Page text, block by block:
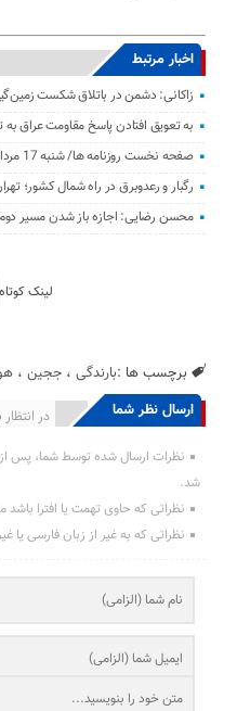
اخبار مرتبط
زاکانی: دشمن در باتلاق شکست
به تعویق افتادن پاسخ مقاومت عراق به
صفحه نخست روزنامه ها/ شنبه 17 مرداد 1405
رگبار و رعدوبرق در راه شمال کشور؛
محسن رضایی: اجازه باز شدن مسیر دوم
لینک کوتاه
برچسب ها :بارندگی ،ججین ،
ارسال نظر شما در انتظار انتشار یافته : 0
نظرات ارسال شده توسط شما، پس
شد.
نظراتی که حاوی تهمت یا افترا
نظراتی که به غیر از زبان فارسی یا